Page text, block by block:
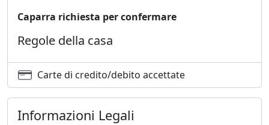
Caparra richiesta per confermare
Regole della casa
Carte di credito/debito accettate
Informazioni Legali